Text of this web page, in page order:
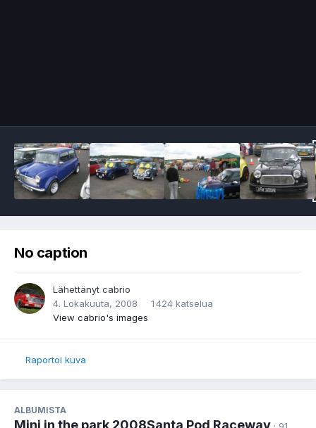
No caption
Lähettänyt cabrio
4. Lokakuuta, 2008
1 424 katselua
View cabrio's images
Raportoi kuva
ALBUMISTA
Mini in the park 2008Santa Pod Raceway